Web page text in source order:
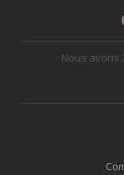
Nous avons